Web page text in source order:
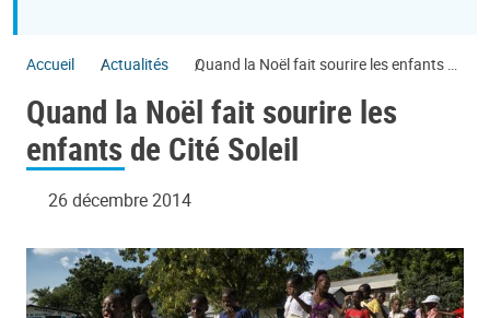
Accueil Actualités
Quand la Noël fait sourire les enfants de
Quand la Noël fait sourire les
enfants de Cité Soleil
26 décembre 2014